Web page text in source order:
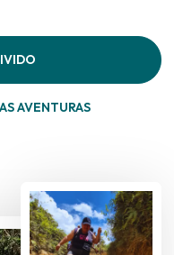
AVENTURAS